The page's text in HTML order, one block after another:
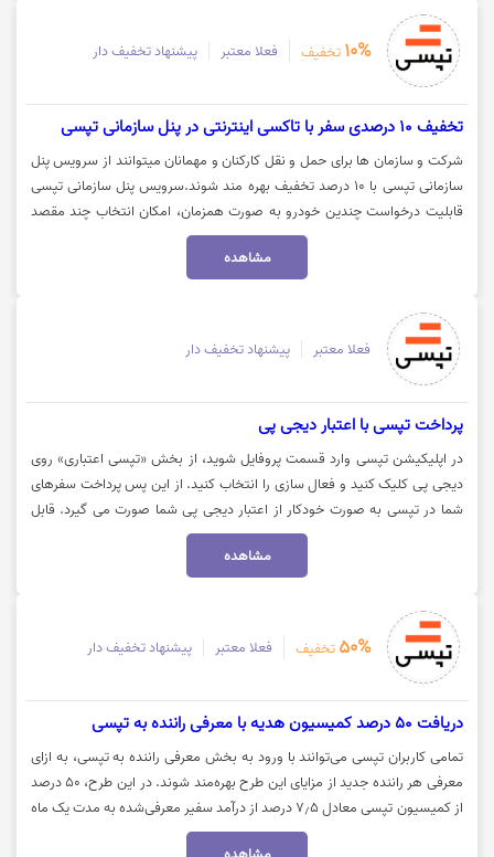
دوگانه‌سوز کردن خودروهای خود نمایند. برای دریافت اطلاعات بیشتر و
درخواست ثبت‌نام روی گزینه "خرید کنید" کلیک نمایید.
10% تخفیف فعلا معتبر پیشنهاد تخفیف دار
تخفیف 10 درصدی سفر با تاکسی اینترنتی در پنل سازمانی تپسی
شرکت و سازمان ها برای حمل و نقل کارکنان و مهمانان میتوانند از سرویس پنل
سازمانی تپسی با 10 درصد تخفیف بهره مند شوند.سرویس پنل سازمانی تپسی
قابلیت درخواست چندین خودرو به صورت همزمان، امکان انتخاب چند مقصد
برای یک سفر،امکان استفاده از تمامی سرویس های تپسی، قابلیت مشاهده و
دریافت گزارش سفرها شامل می شود. جهت اطلاعات بیشتر روی گزینه "خرید
مشاهده
فعلا معتبر پیشنهاد تخفیف دار
پرداخت تپسی با اعتبار دیجی پی
در اپلیکیشن تپسی وارد قسمت پروفایل شوید، از بخش «تپسی اعتباری» روی
دیجی پی کلیک کنید و فعال سازی را انتخاب کنید. از این پس پرداخت سفرهای
شما در تپسی به صورت خودکار از اعتبار دیجی پی شما صورت می گیرد. قابل
توجه در حال حاضر، امکان پرداخت اعتباری در اپلیکیشن تپسی صرفا برای آن
دسته از کاربران دیجی‌پی که پیش از این، اعتبار تک‌قسطه فعال داشتند، قابل
مشاهده
50% تخفیف فعلا معتبر پیشنهاد تخفیف دار
دریافت 50 درصد کمیسیون هدیه با معرفی راننده به تپسی
تمامی کاربران تپسی می‌توانند با ورود به بخش معرفی راننده به تپسی، به ازای
معرفی هر راننده جدید از مزایای این طرح بهره‌مند شوند. در این طرح، ۵۰ درصد
از کمیسیون تپسی معادل ۷٫۵ درصد از درآمد سفیر معرفی‌شده به مدت یک ماه
ابتدایی فعالیت به شما تعلق می‌گیرد. برای استفاده از این امکان، کافی است